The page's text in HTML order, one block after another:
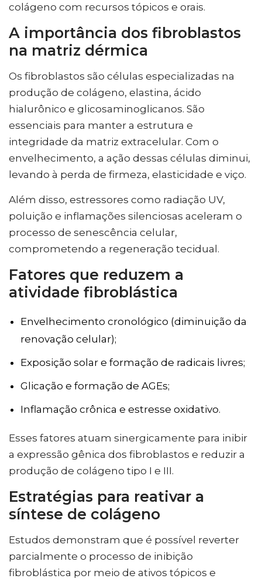
colágeno com recursos tópicos e orais.
A importância dos fibroblastos
na matriz dérmica
Os fibroblastos são células especializadas na
produção de colágeno, elastina, ácido
hialurônico e glicosaminoglicanos. São
essenciais para manter a estrutura e
integridade da matriz extracelular. Com o
envelhecimento, a ação dessas células diminui,
levando à perda de firmeza, elasticidade e viço.
Além disso, estressores como radiação UV,
poluição e inflamações silenciosas aceleram o
processo de senescência celular,
comprometendo a regeneração tecidual.
Fatores que reduzem a
atividade fibroblástica
Envelhecimento cronológico (diminuição da
renovação celular);
Exposição solar e formação de radicais livres;
Glicação e formação de AGEs;
Inflamação crônica e estresse oxidativo.
Esses fatores atuam sinergicamente para inibir
a expressão gênica dos fibroblastos e reduzir a
produção de colágeno tipo I e III.
Estratégias para reativar a
síntese de colágeno
Estudos demonstram que é possível reverter
parcialmente o processo de inibição
fibroblástica por meio de ativos tópicos e